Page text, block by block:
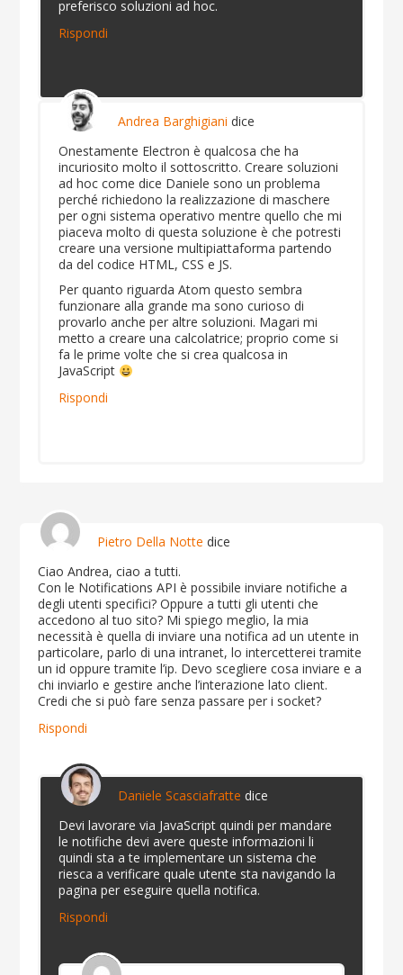
preferisco soluzioni ad hoc.
Rispondi
Andrea Barghigiani dice
Onestamente Electron è qualcosa che ha
incuriosito molto il sottoscritto. Creare soluzioni
ad hoc come dice Daniele sono un problema
perché richiedono la realizzazione di maschere
per ogni sistema operativo mentre quello che mi
piaceva molto di questa soluzione è che potresti
creare una versione multipiattaforma partendo
da del codice HTML, CSS e JS.
Per quanto riguarda Atom questo sembra
funzionare alla grande ma sono curioso di
provarlo anche per altre soluzioni. Magari mi
metto a creare una calcolatrice; proprio come si
fa le prime volte che si crea qualcosa in
JavaScript
Rispondi
Pietro Della Notte dice
Ciao Andrea, ciao a tutti.
Con le Notifications API è possibile inviare notifiche a
degli utenti specifici? Oppure a tutti gli utenti che
accedono al tuo sito? Mi spiego meglio, la mia
necessità è quella di inviare una notifica ad un utente in
particolare, parlo di una intranet, lo intercetterei tramite
un id oppure tramite l’ip. Devo scegliere cosa inviare e a
chi inviarlo e gestire anche l’interazione lato client.
Credi che si può fare senza passare per i socket?
Rispondi
Daniele Scasciafratte dice
Devi lavorare via JavaScript quindi per mandare
le notifiche devi avere queste informazioni li
quindi sta a te implementare un sistema che
riesca a verificare quale utente sta navigando la
pagina per eseguire quella notifica.
Rispondi